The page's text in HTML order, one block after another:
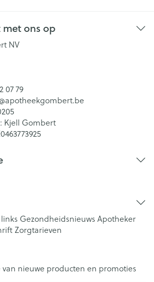
ons op
NV
07 79
apotheekgombert.be
Kjell Gombert
Gezondheidsnieuws Apotheker
Zorgtarieven
nieuwe producten en promoties